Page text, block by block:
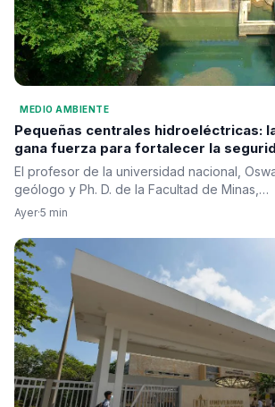
MEDIO AMBIENTE
Pequeñas centrales hidroeléctricas:
gana fuerza para fortalecer la
el desarrollo regional
El profesor de la universidad nacional,
geólogo y Ph. D. de la Facultad de Minas,…
Ayer·5 min